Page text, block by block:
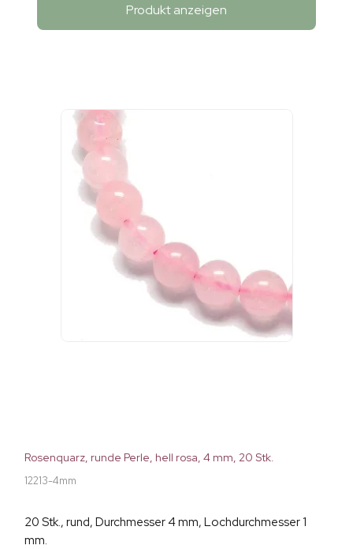
Produkt anzeigen
Rosenquarz, runde Perle, hell rosa, 4 mm, 20 Stk.
12213-4mm
20 Stk., rund, Durchmesser 4 mm, Lochdurchmesser 1
mm.